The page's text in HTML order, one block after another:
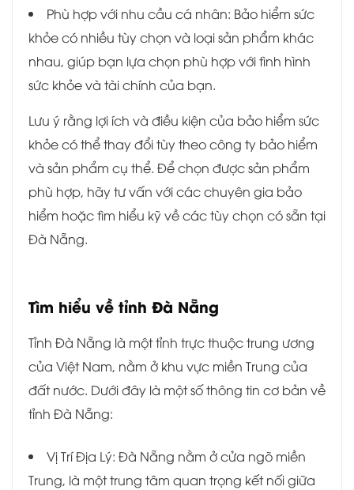
Phù hợp với nhu cầu cá nhân: Bảo hiểm sức
khỏe có nhiều tùy chọn và loại sản phẩm khác
nhau, giúp bạn lựa chọn phù hợp với tình hình
sức khỏe và tài chính của bạn.
Lưu ý rằng lợi ích và điều kiện của bảo hiểm sức
khỏe có thể thay đổi tùy theo công ty bảo hiểm
và sản phẩm cụ thể. Để chọn được sản phẩm
phù hợp, hãy tư vấn với các chuyên gia bảo
hiểm hoặc tìm hiểu kỹ về các tùy chọn có sẵn tại
Đà Nẵng.
Tìm hiểu về tỉnh Đà Nẵng
Tỉnh Đà Nẵng là một tỉnh trực thuộc trung ương
của Việt Nam, nằm ở khu vực miền Trung của
đất nước. Dưới đây là một số thông tin cơ bản về
tỉnh Đà Nẵng:
Vị Trí Địa Lý: Đà Nẵng nằm ở cửa ngõ miền
Trung, là một trung tâm quan trọng kết nối giữa